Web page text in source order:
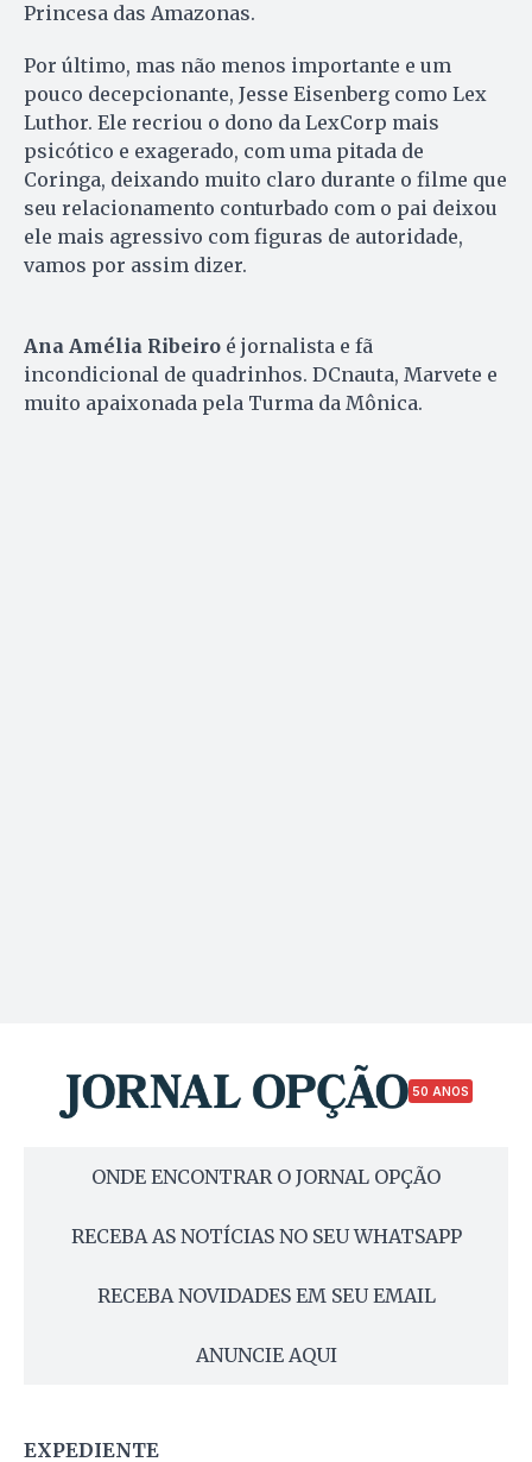
Princesa das Amazonas.
Por último, mas não menos importante e um
pouco decepcionante, Jesse Eisenberg como Lex
Luthor. Ele recriou o dono da LexCorp mais
psicótico e exagerado, com uma pitada de
Coringa, deixando muito claro durante o filme que
seu relacionamento conturbado com o pai deixou
ele mais agressivo com figuras de autoridade,
vamos por assim dizer.
Ana Amélia Ribeiro é jornalista e fã
incondicional de quadrinhos. DCnauta, Marvete e
muito apaixonada pela Turma da Mônica.
50 ANOS
ONDE ENCONTRAR O JORNAL OPÇÃO
RECEBA AS NOTÍCIAS NO SEU WHATSAPP
RECEBA NOVIDADES EM SEU EMAIL
ANUNCIE AQUI
EXPEDIENTE